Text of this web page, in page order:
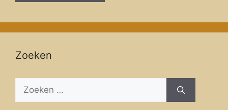
Zoeken
Zoeken